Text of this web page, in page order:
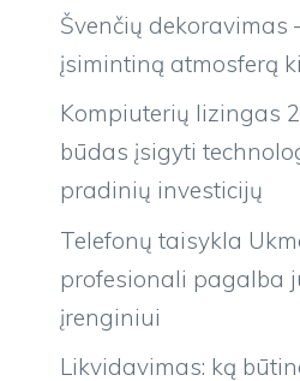
Švenčių dekoravimas
įsimintiną atmosferą
Kompiuterių lizingas
būdas įsigyti
pradinių investicijų
Telefonų taisykla
profesionali pagalba
įrenginiui
Likvidavimas: ką